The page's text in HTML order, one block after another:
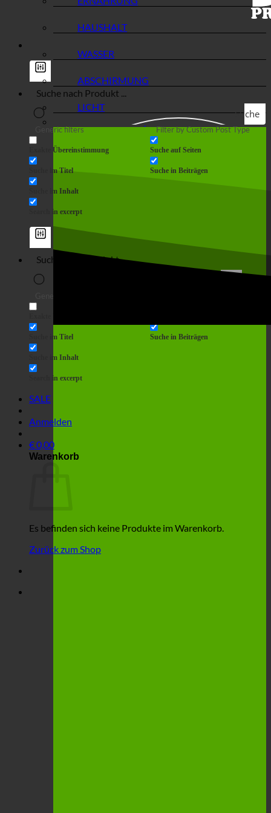
Suche
Generic filters
Exakte Übereinstimmung
Suche im Titel
Suche im Inhalt
Search in excerpt
Filter by Custom Post Type
Suche auf Seiten
Suche in Beiträgen
Suche im Titel
Suche im Inhalt
Search in excerpt
Suche in Beiträgen
SALE
Anmelden
€0,00
Warenkorb
Es befinden sich keine Produkte im Warenkorb.
Zurück zum Shop
HAUSHALT
WASSER
ABSCHIRMUNG
LICHT